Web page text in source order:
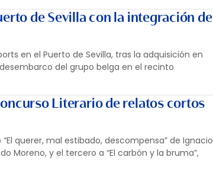
de Sevilla con la integración de
en el Puerto de Sevilla, tras la adquisición en
del grupo belga en el recinto
Literario de relatos cortos
querer, mal estibado, descompensa” de Ignacio
Moreno, y el tercero a “El carbón y la bruma”,